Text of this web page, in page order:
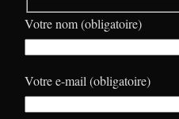
Votre nom (obligatoire)
Votre e-mail (obligatoire)